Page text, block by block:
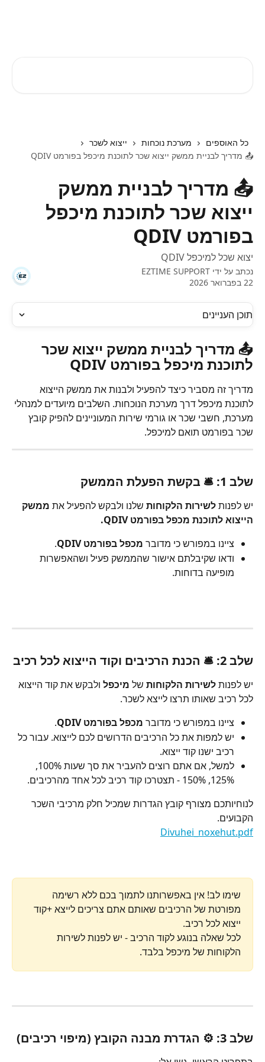
כל האוספים מערכת נוכחות
ייצוא לשכר
📤 מדריך לבניית ממשק ייצוא שכר לתוכנת מיכפל בפורמט QDIV
📤 מדריך לבניית ממשק
ייצוא שכר לתוכנת מיכפל
בפורמט QDIV
יצוא שכל למיכפל QDIV
נכתב על ידי EZTIME SUPPORT
22 בפברואר 2026
תוכן העניינים
📤 מדריך לבניית ממשק ייצוא שכר
לתוכנת מיכפל בפורמט QDIV
מדריך זה מסביר כיצד להפעיל ולבנות את ממשק הייצוא
לתוכנת מיכפל דרך מערכת הנוכחות. השלבים מיועדים למנהלי
מערכת, חשבי שכר או גורמי שירות המעוניינים להפיק קובץ
שכר בפורמט תואם למיכפל.
שלב 1: 🛎 בקשת הפעלת הממשק
יש לפנות לשירות הלקוחות שלנו ולבקש להפעיל את ממשק
הייצוא לתוכנת מכפל בפורמט QDIV.
ציינו במפורש כי מדובר מכפל בפורמט QDIV
.
ודאו שקיבלתם אישור שהממשק פעיל ושהאפשרות
מופיעה בדוחות.
שלב 2: 🛎 הכנת הרכיבים וקוד הייצוא לכל רכיב
יש לפנות לשירות הלקוחות של מיכפל ולבקש את קוד הייצוא
לכל רכיב שאותו תרצו לייצא לשכר.
ציינו במפורש כי מדובר מכפל בפורמט QDIV
.
יש למפות את כל הרכיבים הדרושים לכם לייצוא. עבור כל
רכיב ישנו קוד ייצוא.
למשל, אם אתם רוצים להעביר את סך שעות 100%,
125%, 150% - תצטרכו קוד רכיב לכל אחד מהרכיבים.
לנוחיותכם מצורף קובץ הגדרות שמכיל חלק מרכיבי השכר
הקבועים.
Divuhei_noxehut.pdf
שימו לב! אין באפשרותנו לתמוך בכם ללא רשימה
מפורטת של הרכיבים שאותם אתם צריכים לייצא +קוד
ייצוא לכל רכיב.
לכל שאלה בנוגע לקוד הרכיב - יש לפנות לשירות
הלקוחות של מיכפל בלבד.
שלב 3: ⚙️ הגדרת מבנה הקובץ (מיפוי רכיבים)